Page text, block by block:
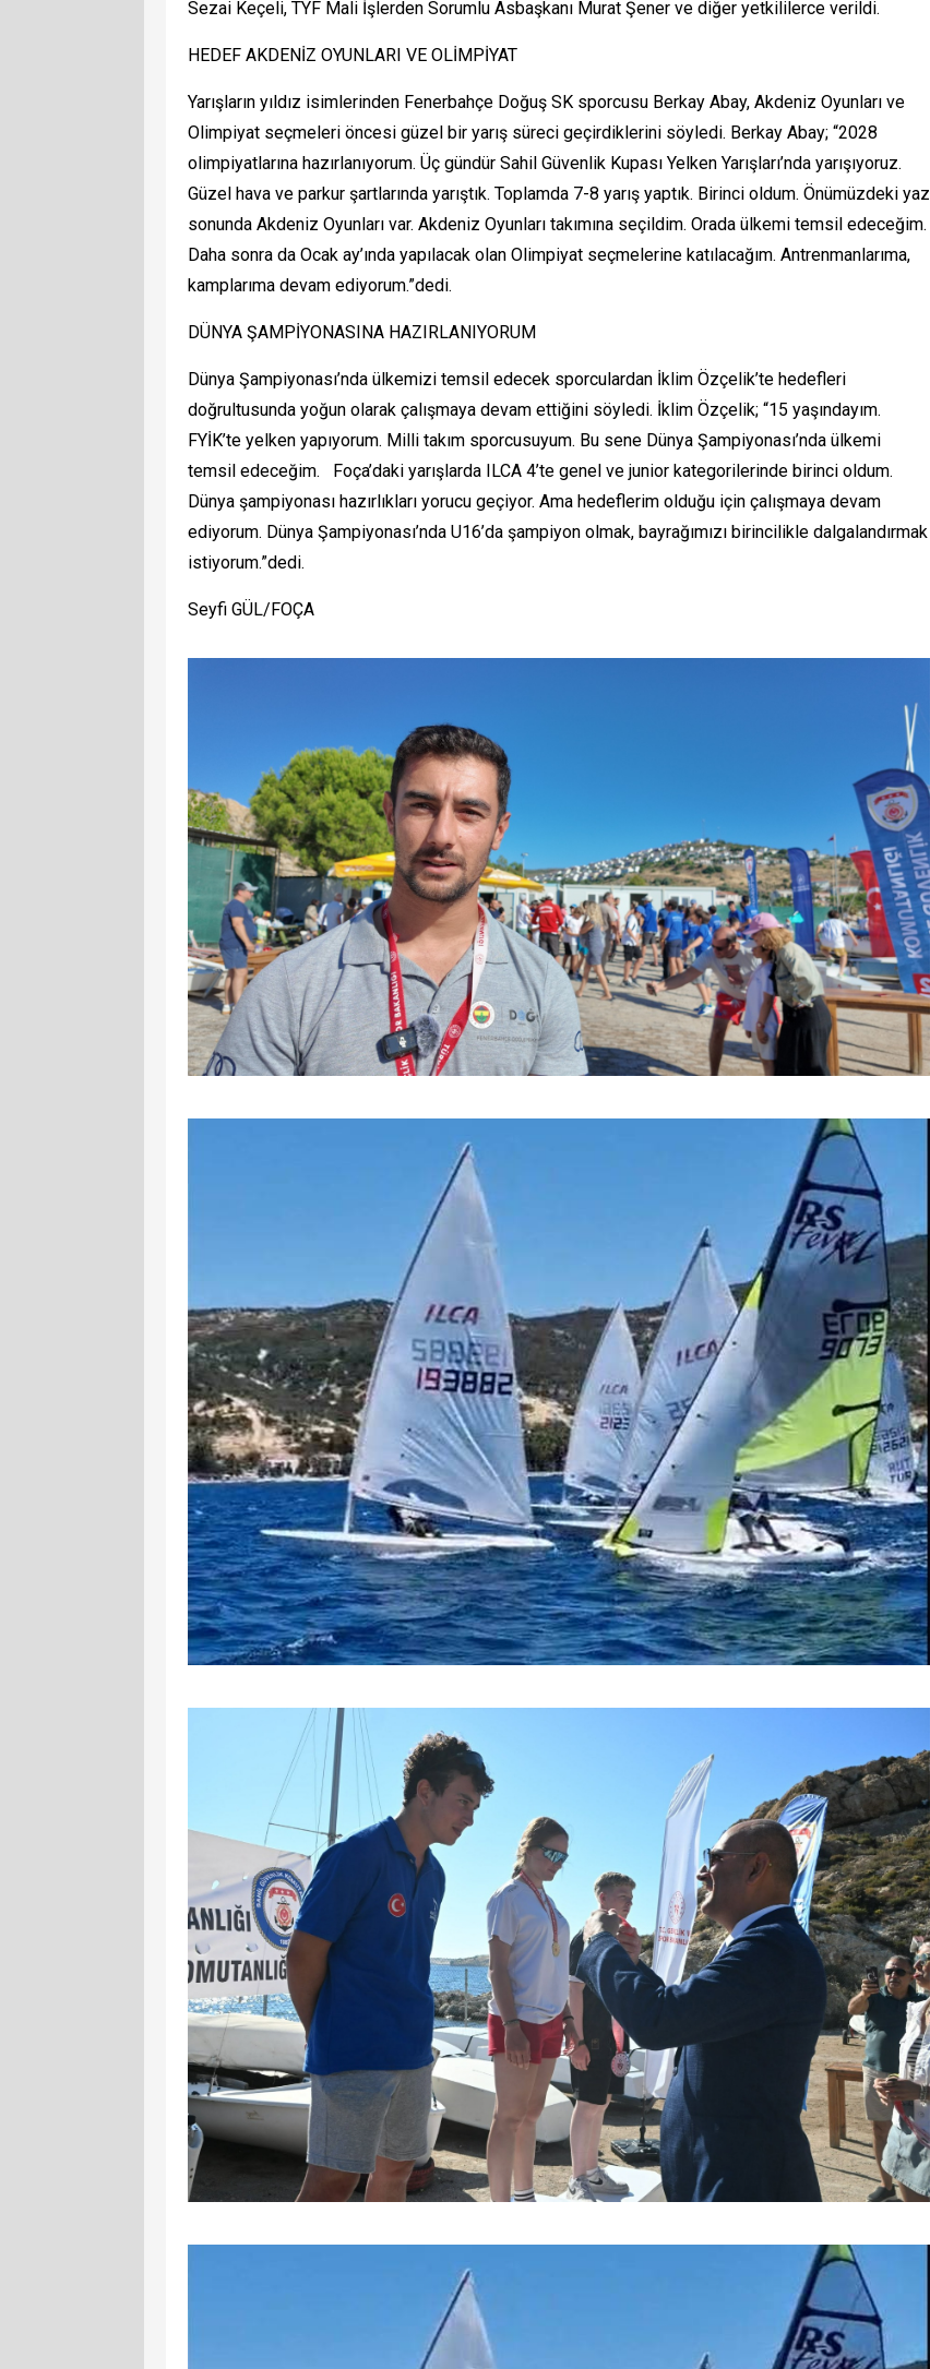
Sezai Keçeli, TYF Mali İşlerden Sorumlu Asbaşkanı Murat Şener ve diğer yetkililerce verildi.
HEDEF AKDENİZ OYUNLARI VE OLİMPİYAT
Yarışların yıldız isimlerinden Fenerbahçe Doğuş SK sporcusu Berkay Abay, Akdeniz Oyunları ve
Olimpiyat seçmeleri öncesi güzel bir yarış süreci geçirdiklerini söyledi. Berkay Abay; “2028
olimpiyatlarına hazırlanıyorum. Üç gündür Sahil Güvenlik Kupası Yelken Yarışları’nda yarışıyoruz.
Güzel hava ve parkur şartlarında yarıştık. Toplamda 7-8 yarış yaptık. Birinci oldum. Önümüzdeki yaz
sonunda Akdeniz Oyunları var. Akdeniz Oyunları takımına seçildim. Orada ülkemi temsil edeceğim.
Daha sonra da Ocak ay’ında yapılacak olan Olimpiyat seçmelerine katılacağım. Antrenmanlarıma,
kamplarıma devam ediyorum.”dedi.
DÜNYA ŞAMPİYONASINA HAZIRLANIYORUM
Dünya Şampiyonası’nda ülkemizi temsil edecek sporculardan İklim Özçelik’te hedefleri
doğrultusunda yoğun olarak çalışmaya devam ettiğini söyledi. İklim Özçelik; “15 yaşındayım.
FYİK’te yelken yapıyorum. Milli takım sporcusuyum. Bu sene Dünya Şampiyonası’nda ülkemi
temsil edeceğim. Foça’daki yarışlarda ILCA 4’te genel ve junior kategorilerinde birinci oldum.
Dünya şampiyonası hazırlıkları yorucu geçiyor. Ama hedeflerim olduğu için çalışmaya devam
ediyorum. Dünya Şampiyonası’nda U16’da şampiyon olmak, bayrağımızı birincilikle dalgalandırmak
istiyorum.”dedi.
Seyfi GÜL/FOÇA